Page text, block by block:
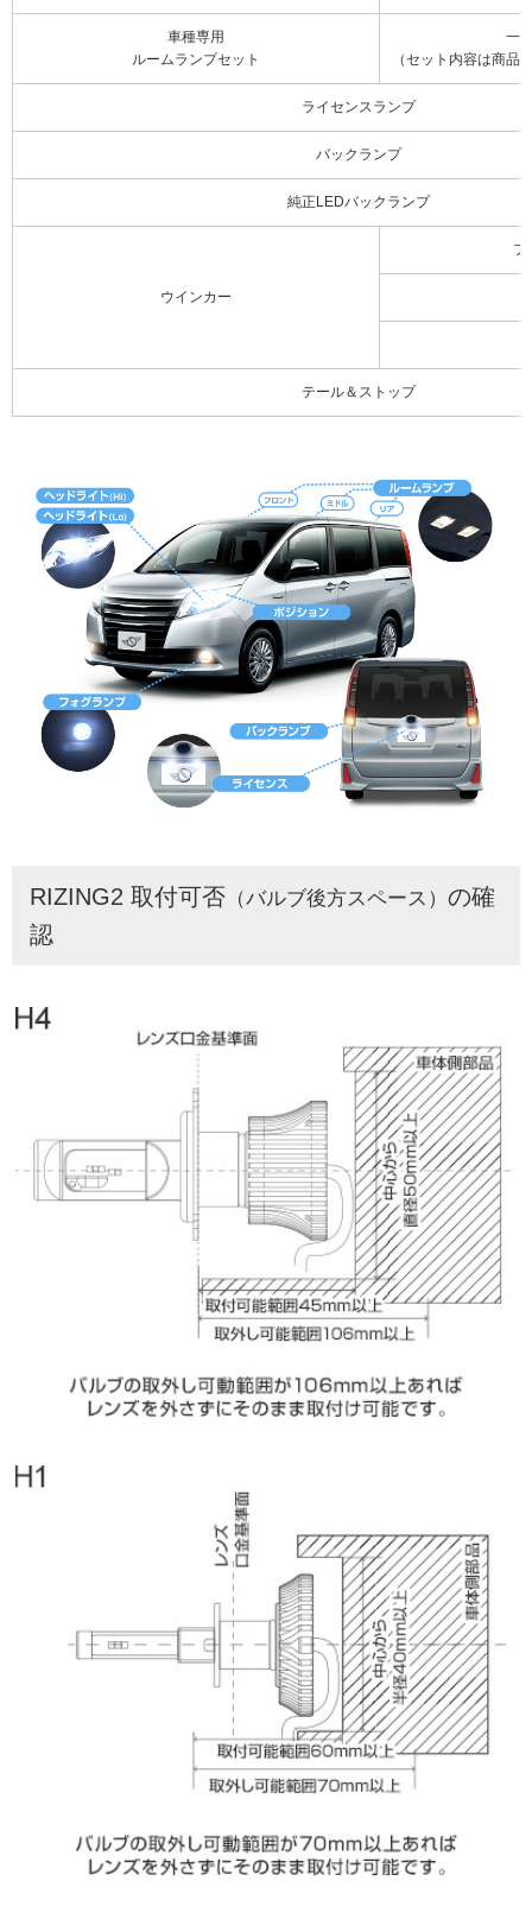
車種専用
ルームランプセット
一
（セット内容は商品
ライセンスランプ
バックランプ
純正LEDバックランプ
ウインカー
フ
テール＆ストップ
RIZING2 取付可否 （バルブ後方スペース） の確
認